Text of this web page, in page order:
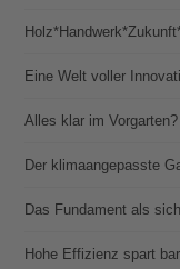
Eine Welt voller
Alles klar im Vorgarten?
Der klimaangepasste
Das Fundament als
Hohe Effizienz spart